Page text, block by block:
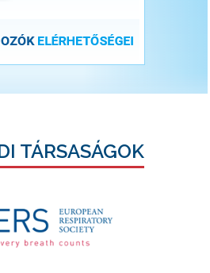
TÁRSASÁGOK